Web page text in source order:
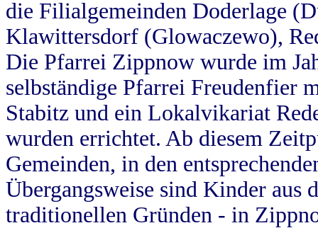
die Filialgemeinden Doderlage
Klawittersdorf (Glowaczewo),
Die Pfarrei Zippnow wurde im
selbständige Pfarrei Freudenfier
Stabitz und ein Lokalvikariat
wurden errichtet. Ab diesem
Gemeinden, in den
Übergangsweise sind Kinder aus
traditionellen Gründen - in